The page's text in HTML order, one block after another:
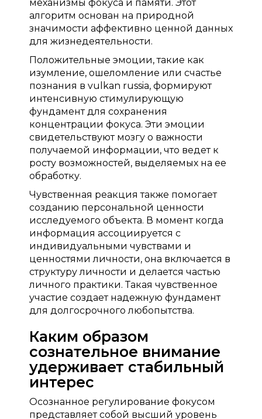
механизмы фокуса и памяти. Этот
алгоритм основан на природной
значимости аффективно ценной данных
для жизнедеятельности.
Положительные эмоции, такие как
изумление, ошеломление или счастье
познания в vulkan russia, формируют
интенсивную стимулирующую
фундамент для сохранения
концентрации фокуса. Эти эмоции
свидетельствуют мозгу о важности
получаемой информации, что ведет к
росту возможностей, выделяемых на ее
обработку.
Чувственная реакция также помогает
созданию персональной ценности
исследуемого объекта. В момент когда
информация ассоциируется с
индивидуальными чувствами и
ценностями личности, она включается в
структуру личности и делается частью
личного практики. Такая чувственное
участие создает надежную фундамент
для долгосрочного любопытства.
Каким образом
сознательное внимание
удерживает стабильный
интерес
Осознанное регулирование фокусом
представляет собой высший уровень